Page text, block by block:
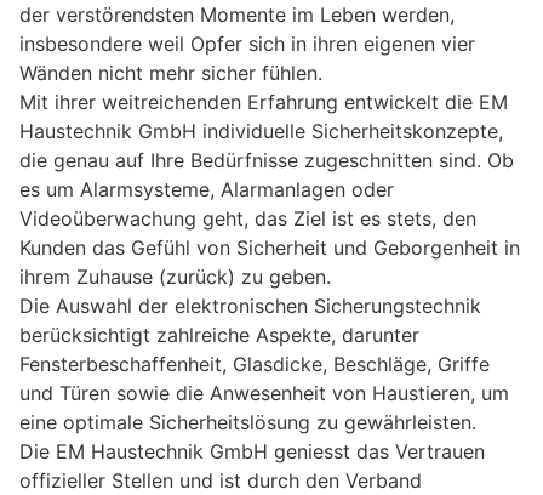
der verstörendsten Momente im Leben werden,
insbesondere weil Opfer sich in ihren eigenen vier
Wänden nicht mehr sicher fühlen.
Mit ihrer weitreichenden Erfahrung entwickelt die EM
Haustechnik GmbH individuelle Sicherheitskonzepte,
die genau auf Ihre Bedürfnisse zugeschnitten sind. Ob
es um Alarmsysteme, Alarmanlagen oder
Videoüberwachung geht, das Ziel ist es stets, den
Kunden das Gefühl von Sicherheit und Geborgenheit in
ihrem Zuhause (zurück) zu geben.
Die Auswahl der elektronischen Sicherungstechnik
berücksichtigt zahlreiche Aspekte, darunter
Fensterbeschaffenheit, Glasdicke, Beschläge, Griffe
und Türen sowie die Anwesenheit von Haustieren, um
eine optimale Sicherheitslösung zu gewährleisten.
Die EM Haustechnik GmbH geniesst das Vertrauen
offizieller Stellen und ist durch den Verband